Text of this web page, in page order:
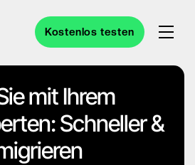
Kostenlos testen
mit Ihrem
Schneller &